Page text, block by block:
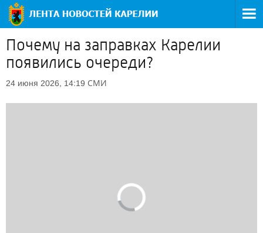
Почему на заправках Карелии
появились очереди?
24 июня 2026, 14:19 СМИ